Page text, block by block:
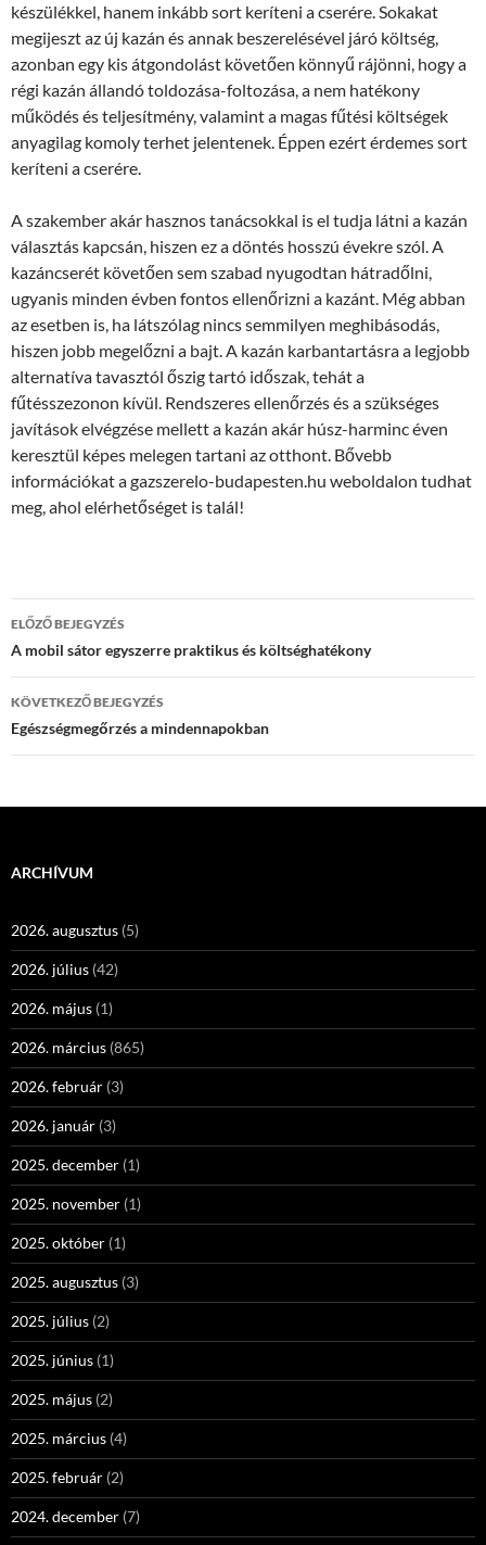
készülékkel, hanem inkább sort keríteni a cserére. Sokakat
megijeszt az új kazán és annak beszerelésével járó költség,
azonban egy kis átgondolást követően könnyű rájönni, hogy a
régi kazán állandó toldozása-foltozása, a nem hatékony
működés és teljesítmény, valamint a magas fűtési költségek
anyagilag komoly terhet jelentenek. Éppen ezért érdemes sort
keríteni a cserére.
A szakember akár hasznos tanácsokkal is el tudja látni a kazán
választás kapcsán, hiszen ez a döntés hosszú évekre szól. A
kazáncserét követően sem szabad nyugodtan hátradőlni,
ugyanis minden évben fontos ellenőrizni a kazánt. Még abban
az esetben is, ha látszólag nincs semmilyen meghibásodás,
hiszen jobb megelőzni a bajt. A kazán karbantartásra a legjobb
alternatíva tavasztól őszig tartó időszak, tehát a
fűtésszezonon kívül. Rendszeres ellenőrzés és a szükséges
javítások elvégzése mellett a kazán akár húsz-harminc éven
keresztül képes melegen tartani az otthont. Bővebb
információkat a gazszerelo-budapesten.hu weboldalon tudhat
meg, ahol elérhetőséget is talál!
Bejegyzés
navigáció
ELŐZŐ BEJEGYZÉS
A mobil sátor egyszerre praktikus és költséghatékony
KÖVETKEZŐ BEJEGYZÉS
Egészségmegőrzés a mindennapokban
ARCHÍVUM
2026. augusztus (5)
2026. július (42)
2026. május (1)
2026. március (865)
2026. február (3)
2026. január (3)
2025. december (1)
2025. november (1)
2025. október (1)
2025. augusztus (3)
2025. július (2)
2025. június (1)
2025. május (2)
2025. március (4)
2025. február (2)
2024. december (7)